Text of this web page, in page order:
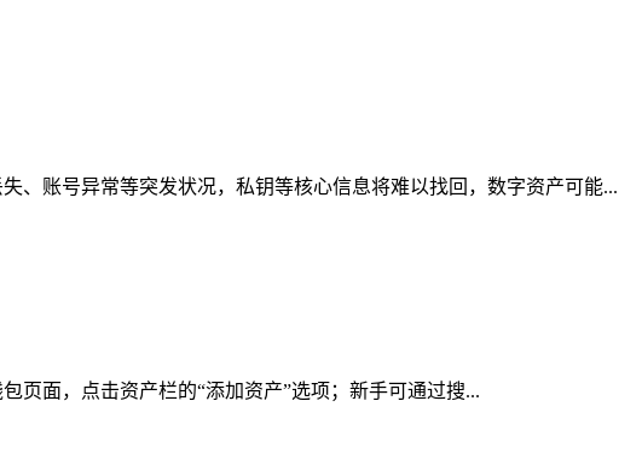
、账号异常等突发状况，私钥等核心信息将难以找回，数字资产可能...
页面，点击资产栏的“添加资产”选项；新手可通过搜...